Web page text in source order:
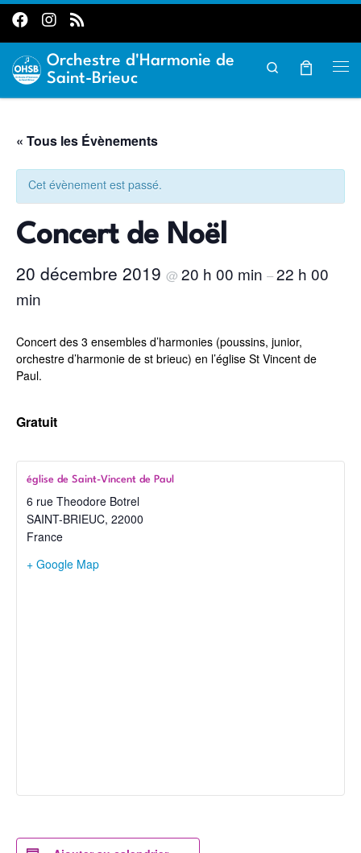
Passer au contenu
Orchestre d'Harmonie de
Saint-Brieuc
Search
« Tous les Évènements
Cet évènement est passé.
Concert de Noël
20 décembre 2019 @ 20 h 00 min –22 h 00
min
Concert des 3 ensembles d’harmonies (poussins, junior,
orchestre d’harmonie de st brieuc) en l’église St Vincent de
Paul.
Gratuit
église de Saint-Vincent de Paul
6 rue Theodore Botrel
SAINT-BRIEUC, 22000
France
+ Google Map